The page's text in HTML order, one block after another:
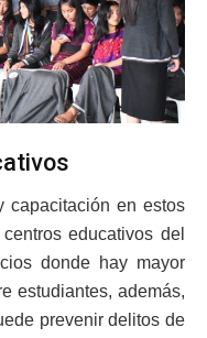
capacitación en estos
educativos del
donde hay mayor
estudiantes, además,
prevenir delitos de